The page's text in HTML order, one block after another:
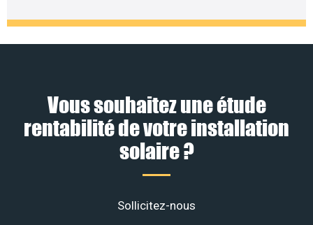
Vous souhaitez une étude
rentabilité de votre installation
solaire ?
Sollicitez-nous